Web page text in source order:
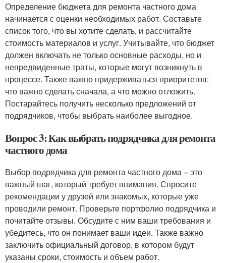
Определение бюджета для ремонта частного дома
начинается с оценки необходимых работ. Составьте
список того, что вы хотите сделать, и рассчитайте
стоимость материалов и услуг. Учитывайте, что бюджет
должен включать не только основные расходы, но и
непредвиденные траты, которые могут возникнуть в
процессе. Также важно придерживаться приоритетов:
что важно сделать сначала, а что можно отложить.
Постарайтесь получить несколько предложений от
подрядчиков, чтобы выбрать наиболее выгодное.
Вопрос 3: Как выбрать подрядчика для ремонта
частного дома
Выбор подрядчика для ремонта частного дома – это
важный шаг, который требует внимания. Спросите
рекомендации у друзей или знакомых, которые уже
проводили ремонт. Проверьте портфолио подрядчика и
почитайте отзывы. Обсудите с ним ваши требования и
убедитесь, что он понимает ваши идеи. Также важно
заключить официальный договор, в котором будут
указаны сроки, стоимость и объем работ.